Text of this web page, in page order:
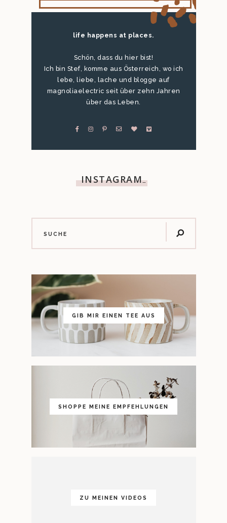
life happens at places.
Schön, dass du hier bist!
Ich bin Stef, komme aus Österreich, wo ich
lebe, liebe, lache und blogge auf
magnoliaelectric seit über zehn Jahren
über das Leben.
INSTAGRAM…
GIB MIR EINEN TEE AUS
SHOPPE MEINE EMPFEHLUNGEN
ZU MEINEN VIDEOS